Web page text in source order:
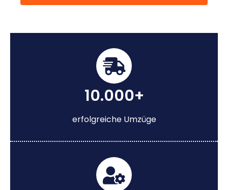
10.000+
erfolgreiche Umzüge